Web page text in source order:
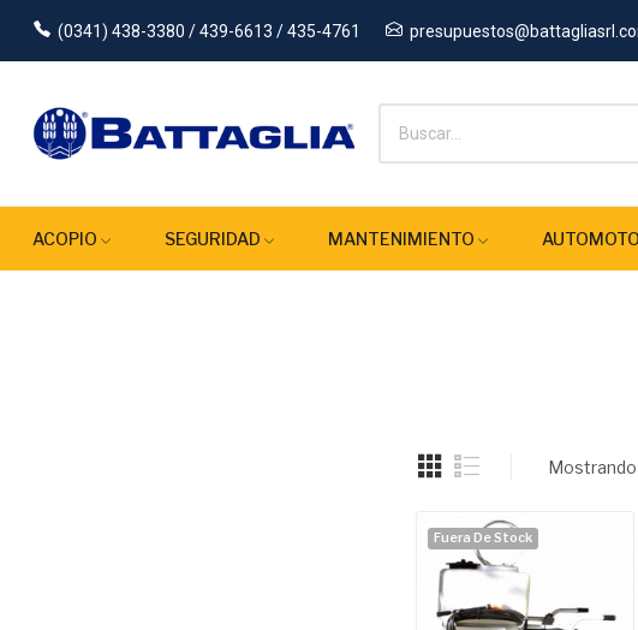
(0341) 438-3380 / 439-6613 / 435-4761
ACOPIO SEGURIDAD MANTENIMIENTO
Mostrando
Fuera De Stock